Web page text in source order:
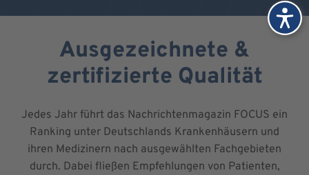
Ausgezeichnete &
zertifizierte Qualität
Jedes Jahr führt das Nachrichtenmagazin FOCUS ein
Ranking unter Deutschlands Krankenhäusern und
ihren Medizinern nach ausgewählten Fachgebieten
durch. Dabei fließen Empfehlungen von Patienten,